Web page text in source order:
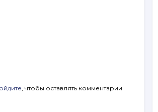
, чтобы оставлять комментарии